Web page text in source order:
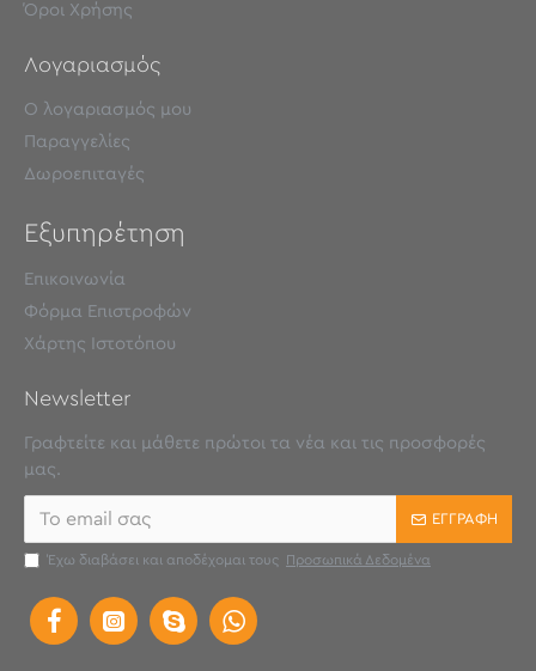
Όροι Χρήσης
Λογαριασμός
Ο λογαριασμός μου
Παραγγελίες
Δωροεπιταγές
Εξυπηρέτηση
Επικοινωνία
Φόρμα Επιστροφών
Χάρτης Ιστοτόπου
Newsletter
Γραφτείτε και μάθετε πρώτοι τα νέα και τις προσφορές
μας.
ΕΓΓΡΑΦΉ
Έχω διαβάσει και αποδέχομαι τους Προσωπικά Δεδομένα